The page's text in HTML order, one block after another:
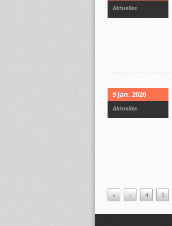
Aktuelles
9 Jan, 2020
Aktuelles
« ‹ 4 5